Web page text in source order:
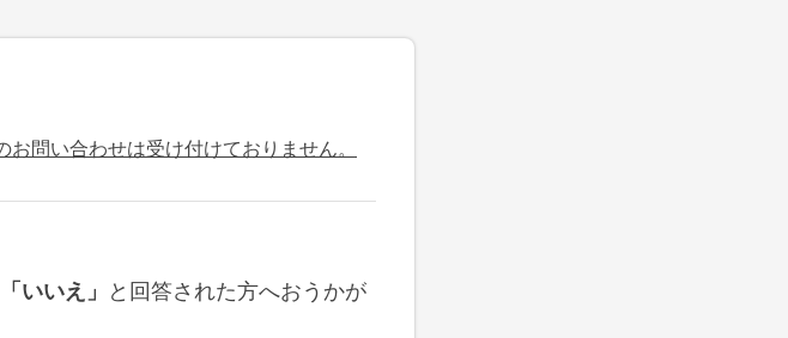
問い合わせは受け付けておりません。
「いいえ」 と回答された方へおうかが